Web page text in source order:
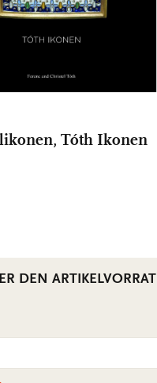
Tóth Ikonen
HINZUFÜGEN
DEN ARTIKELVORRAT